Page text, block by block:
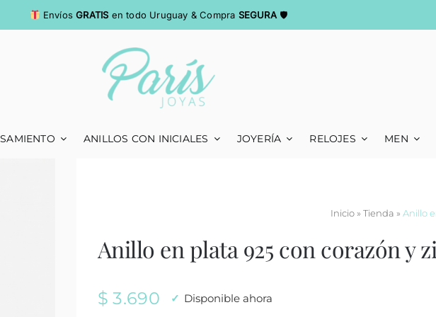
EnvíosGRATIS en todo Uruguay & Compra SEGURA🛡
ANILLOS CON INICIALES JOYERÍA RELOJES MEN
Inicio» Tienda » Anillo
Anillo en plata 925 con corazón y
$ 3.690 Disponible ahora